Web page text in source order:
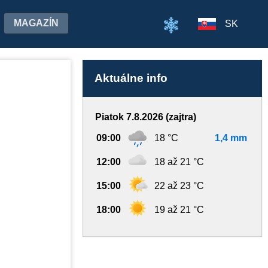
MAGAZÍN SK
Aktuálne info
Piatok 7.8.2026 (zajtra)
09:00 18 °C 1,4 mm
12:00 18 až 21 °C
15:00 22 až 23 °C
18:00 19 až 21 °C